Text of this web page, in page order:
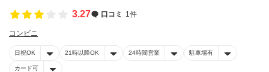
3.27
口コミ 1件
コンビニ
日祝OK 21時以降OK 24時間営業 駐車場有
カード可